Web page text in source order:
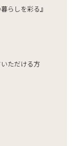
らしを彩る』
ただける方